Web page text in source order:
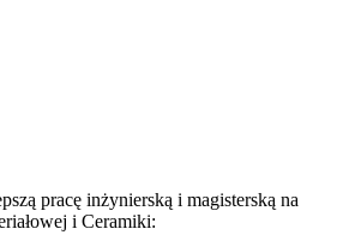
pracę inżynierską i magisterską na
i Ceramiki: